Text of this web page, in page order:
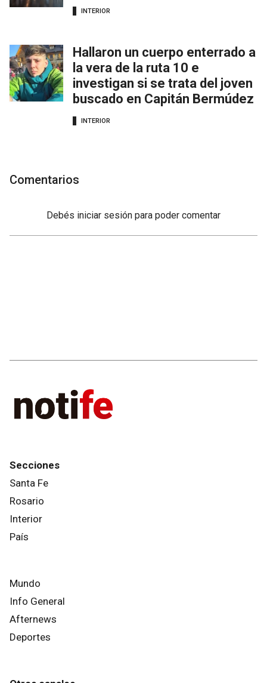
INTERIOR
Hallaron un cuerpo enterrado a
la vera de la ruta 10 e
investigan si se trata del joven
buscado en Capitán Bermúdez
INTERIOR
Comentarios
Debés iniciar sesión para poder comentar
Secciones
Santa Fe
Rosario
Interior
País
Mundo
Info General
Afternews
Deportes